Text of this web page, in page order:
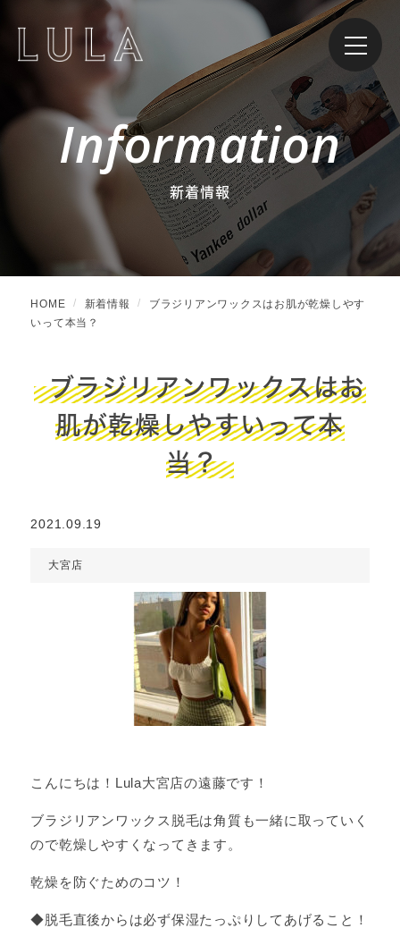
Information
新着情報
HOME 新着情報
ブラジリアンワックスはお肌が乾燥しやす
いって本当？
ブラジリアンワックスはお
肌が乾燥しやすいって本
当？
2021.09.19
大宮店
こんにちは！Lula大宮店の遠藤です！
ブラジリアンワックス脱毛は角質も一緒に取っていく
ので乾燥しやすくなってきます。
乾燥を防ぐためのコツ！
◆脱毛直後からは必ず保湿たっぷりしてあげること！